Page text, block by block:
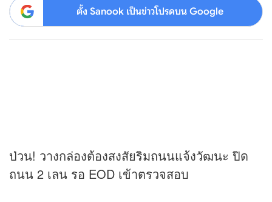
ตั้ง Sanook เป็นข่าวโปรดบน Google
ป่วน! วางกล่องต้องสงสัยริมถนนแจ้งวัฒนะ ปิด
ถนน 2 เลน รอ EOD เข้าตรวจสอบ